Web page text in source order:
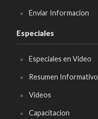
Enviar Informacion
Especiales
Especiales en Video
Resumen Informativo
Videos
Capacitacion